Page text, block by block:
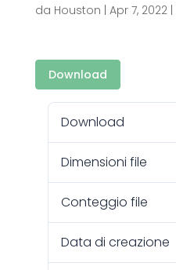
da Houston Apr 7, 2022|
Download
Download
Dimensioni file
Conteggio file
Data di creazione